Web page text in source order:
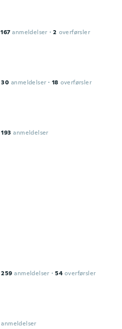
167 anmeldelser · 2 overførsler
30 anmeldelser · 18 overførsler
193 anmeldelser
259 anmeldelser · 54 overførsler
anmeldelser